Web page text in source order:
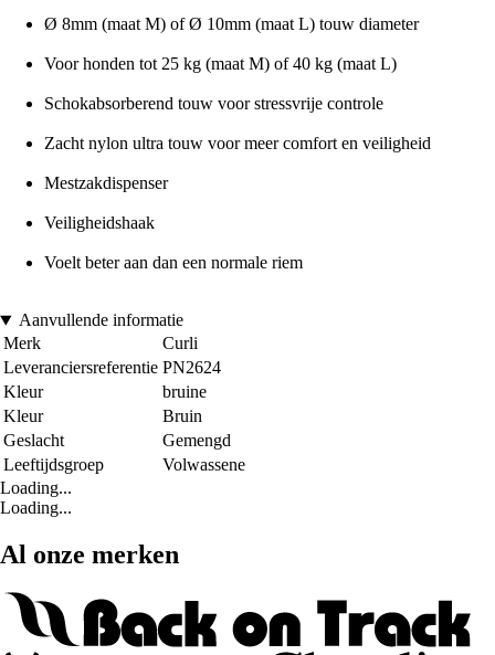
Ø 8mm (maat M) of Ø 10mm (maat L) touw diameter
Voor honden tot 25 kg (maat M) of 40 kg (maat L)
Schokabsorberend touw voor stressvrije controle
Zacht nylon ultra touw voor meer comfort en veiligheid
Mestzakdispenser
Veiligheidshaak
Voelt beter aan dan een normale riem
Aanvullende informatie
Merk
Curli
Leveranciersreferentie PN2624
Kleur
bruine
Kleur
Bruin
Geslacht
Gemengd
Leeftijdsgroep
Volwassene
Loading...
Loading...
Al onze merken